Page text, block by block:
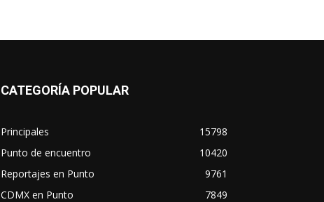
CATEGORÍA POPULAR
Principales
15798
Punto de encuentro
10420
Reportajes en Punto
9761
CDMX en Punto
7849